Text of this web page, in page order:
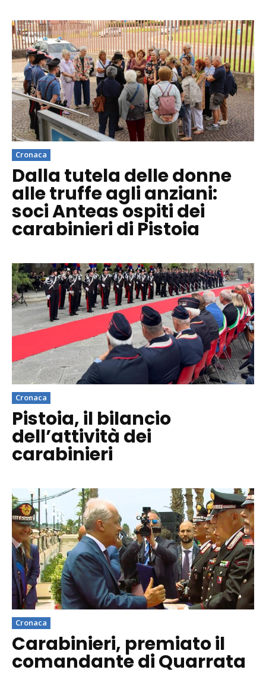
Cronaca
Dalla tutela delle donne
alle truffe agli anziani:
soci Anteas ospiti dei
carabinieri di Pistoia
Cronaca
Pistoia, il bilancio
dell’attività dei
carabinieri
Cronaca
Carabinieri, premiato il
comandante di Quarrata